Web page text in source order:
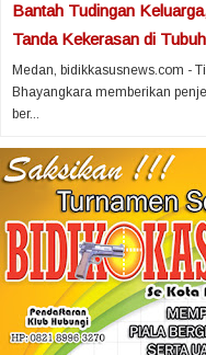
Bantah Tudingan
Tanda Kekerasan di
Medan, bidikkasusnews.com -
Bhayangkara memberikan
ber...